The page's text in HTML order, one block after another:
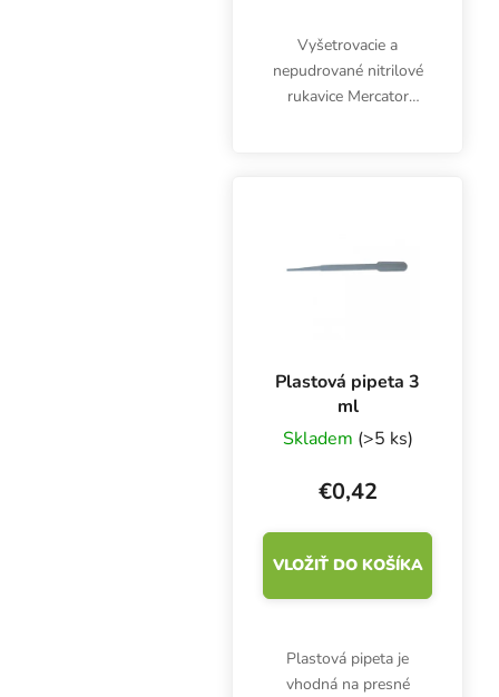
Vyšetrovacie a
nepudrované nitrilové
rukavice Mercator
Plastová pipeta 3
ml
Skladem (>5 ks)
€0,42
VLOŽIŤ DO KOŠÍKA
Plastová pipeta je
vhodná na presné